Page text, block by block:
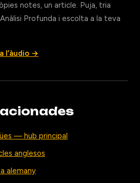
notes, un article. Puja, tria
Profunda i escolta a la teva
l’àudio →
— hub principal
anglesos
alemany